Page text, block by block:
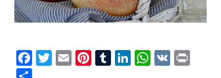
Facebook
Twitter
EmailPinterest
Tumblr
LinkedIn
VK